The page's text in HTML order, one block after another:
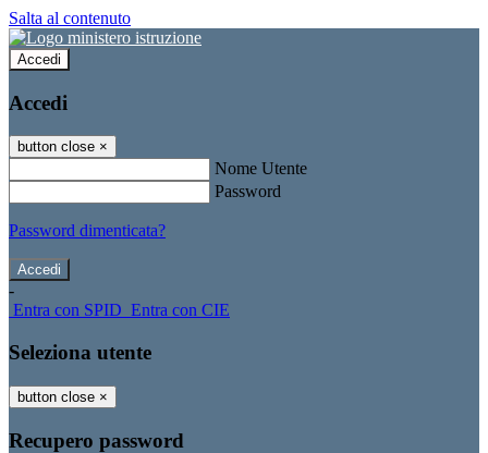
Salta al contenuto
Accedi
Accedi
button close ×
Nome Utente
Password
Password dimenticata?
-
Entra con SPID Entra con CIE
Seleziona utente
button close ×
Recupero password